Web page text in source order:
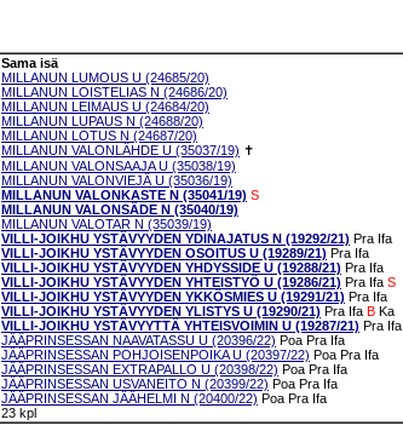
Sama isä
MILLANUN LUMOUS U (24685/20)
MILLANUN LOISTELIAS N (24686/20)
MILLANUN LEIMAUS U (24684/20)
MILLANUN LUPAUS N (24688/20)
MILLANUN LOTUS N (24687/20)
MILLANUN VALONLÄHDE U (35037/19) ✝
MILLANUN VALONSAAJA U (35038/19)
MILLANUN VALONVIEJÄ U (35036/19)
MILLANUN VALONKASTE N (35041/19) S
MILLANUN VALONSÄDE N (35040/19)
MILLANUN VALOTAR N (35039/19)
VILLI-JOIKHU YSTÄVYYDEN YDINAJATUS N (19292/21) Pra Ifa
VILLI-JOIKHU YSTÄVYYDEN OSOITUS U (19289/21) Pra Ifa
VILLI-JOIKHU YSTÄVYYDEN YHDYSSIDE U (19288/21) Pra Ifa
VILLI-JOIKHU YSTÄVYYDEN YHTEISTYÖ U (19286/21) Pra Ifa S
VILLI-JOIKHU YSTÄVYYDEN YKKÖSMIES U (19291/21) Pra Ifa
VILLI-JOIKHU YSTÄVYYDEN YLISTYS U (19290/21) Pra Ifa B Ka
VILLI-JOIKHU YSTÄVYYTTÄ YHTEISVOIMIN U (19287/21) Pra Ifa
JÄÄPRINSESSAN NAAVATASSU U (20396/22) Poa Pra Ifa
JÄÄPRINSESSAN POHJOISENPOIKA U (20397/22) Poa Pra Ifa
JÄÄPRINSESSAN EXTRAPALLO U (20398/22) Poa Pra Ifa
JÄÄPRINSESSAN USVANEITO N (20399/22) Poa Pra Ifa
JÄÄPRINSESSAN JÄÄHELMI N (20400/22) Poa Pra Ifa
23 kpl